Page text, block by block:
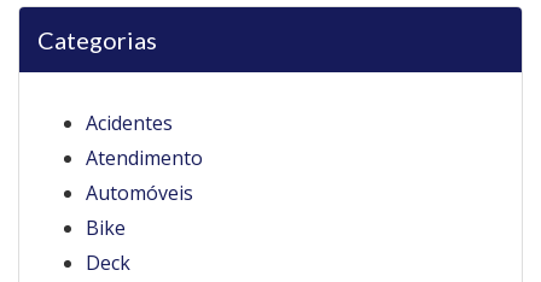
Categorias
Acidentes
Atendimento
Automóveis
Bike
Deck